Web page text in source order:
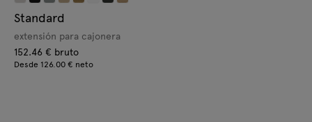
Standard
extensión para cajonera
152.46 € bruto
Desde 126.00 € neto